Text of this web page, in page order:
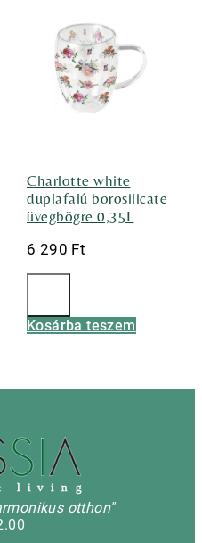
Charlotte white
duplafalú borosilicate
üvegbögre 0,35L
6 290 Ft
Kosárba teszem
o m e & l i v i n g
otthon"